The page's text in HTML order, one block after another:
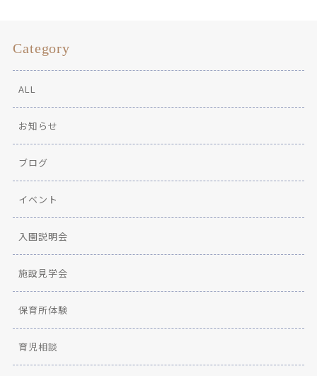
Category
ALL
お知らせ
ブログ
イベント
入園説明会
施設見学会
保育所体験
育児相談